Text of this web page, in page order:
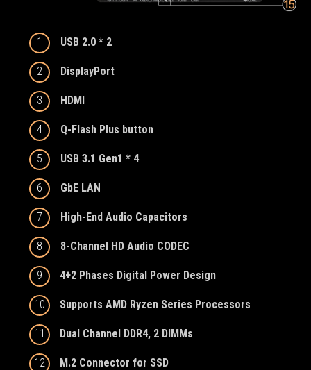
1 USB 2.0 * 2
2 DisplayPort
3 HDMI
4 Q-Flash Plus button
5 USB 3.1 Gen1 * 4
6 GbE LAN
7 High-End Audio Capacitors
8 8-Channel HD Audio CODEC
9 4+2 Phases Digital Power Design
10 Supports AMD Ryzen Series Processors
11 Dual Channel DDR4, 2 DIMMs
12 M.2 Connector for SSD